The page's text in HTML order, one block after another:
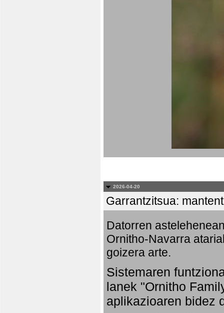
2026-04-20
Garrantzitsua:
Datorren
Ornitho-Navarra
goizera arte.
Sistemaren
lanek "Ornitho
aplikazioaren bidez